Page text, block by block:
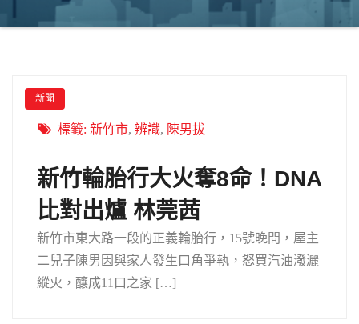
新聞
標籤: 新竹市, 辨識, 陳男拔
新竹輪胎行大火奪8命！DNA
比對出爐 林莞茜
新竹市東大路一段的正義輪胎行，15號晚間，屋主
二兒子陳男因與家人發生口角爭執，怒買汽油潑灑
縱火，釀成11口之家 […]